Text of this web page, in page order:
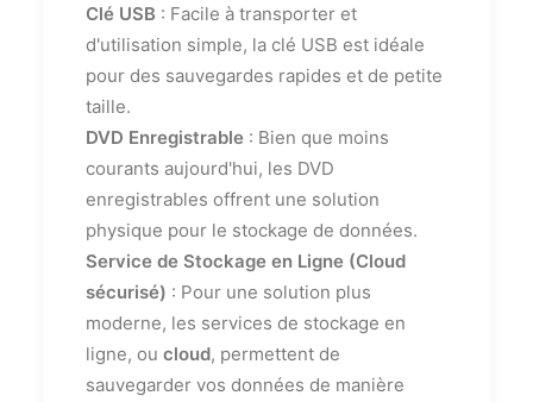
Clé USB : Facile à transporter et
d'utilisation simple, la clé USB est idéale
pour des sauvegardes rapides et de petite
taille.
DVD Enregistrable : Bien que moins
courants aujourd'hui, les DVD
enregistrables offrent une solution
physique pour le stockage de données.
Service de Stockage en Ligne (Cloud
sécurisé) : Pour une solution plus
moderne, les services de stockage en
ligne, ou cloud, permettent de
sauvegarder vos données de manière